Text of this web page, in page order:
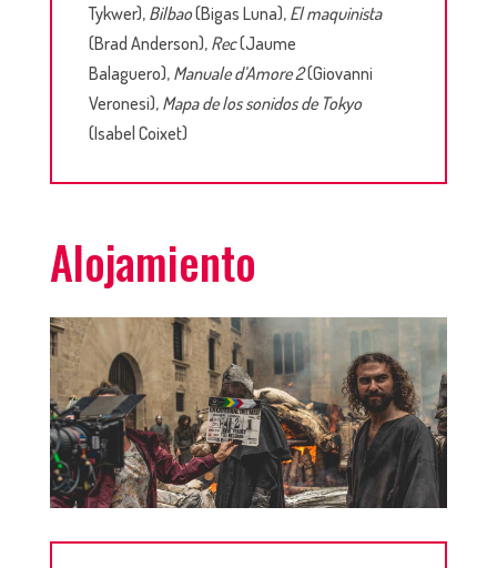
Tykwer), Bilbao(Bigas Luna), El maquinista
(Brad Anderson), Rec(Jaume
Balaguero), Manuale d’Amore 2(Giovanni
Veronesi), Mapa de los sonidos de Tokyo
(Isabel Coixet)
Alojamiento